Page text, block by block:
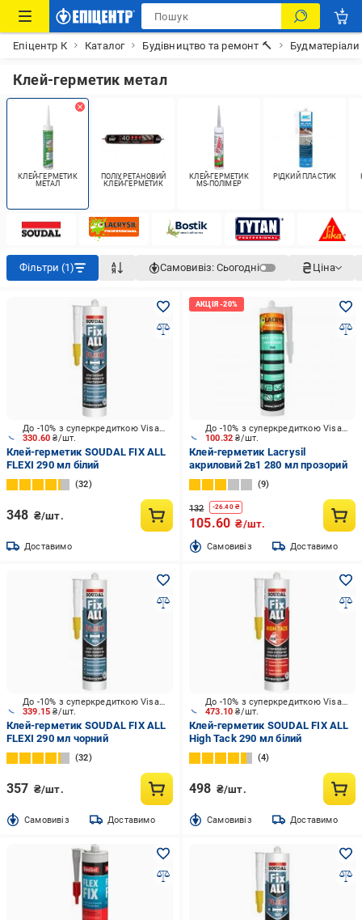
Епіцентр К Каталог Будівництво та ремонт 🔨 Будматеріали
Клей-герметик метал
КЛЕЙ-ГЕРМЕТИК
МЕТАЛ
ПОЛІУРЕТАНОВИЙ
КЛЕЙ-ГЕРМЕТИК
КЛЕЙ-ГЕРМЕТИК
MS-ПОЛІМЕР
РІДКИЙ ПЛАСТИК
Фільтри (1) Самовивіз: Сьогодні Ціна
330.60₴/шт.
До -10% з суперкредиткою Visa Вигода
Клей-герметик SOUDAL FIX ALL
FLEXI 290 мл білий
32
348 ₴/шт.
Доставимо
100.32₴/шт.
До -10% з суперкредиткою Visa Вигода
Клей-герметик Lacrysil
акриловий 2в1 280 мл прозорий
9
132 -26.40₴
105.60 ₴/шт.
Cамовивіз Доставимо
339.15₴/шт.
До -10% з суперкредиткою Visa Вигода
Клей-герметик SOUDAL FIX ALL
FLEXI 290 мл чорний
32
357 ₴/шт.
Cамовивіз Доставимо
473.10₴/шт.
До -10% з суперкредиткою Visa Вигода
Клей-герметик SOUDAL FIX ALL
High Tack 290 мл білий
4
498 ₴/шт.
Cамовивіз Доставимо